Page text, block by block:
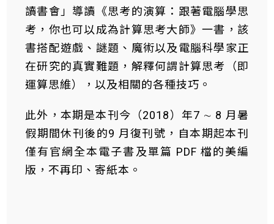
讀書會」導讀《思考的演算：跟著電腦學思
考，你也可以成為計算思考大師》一書，該
書搭配遊戲、謎題、魔術以及電腦科學家正
在研究的真實難題，解釋何謂計算思考（即
運算思維），以及相關的各種技巧。
此外，本期是本刊今（2018）年7 ∼ 8 月暑
假期間休刊後的9 月復刊號，自本期起本刊
僅有官網全本電子書及單篇 PDF 檔的美編
版，不再印、寄紙本。